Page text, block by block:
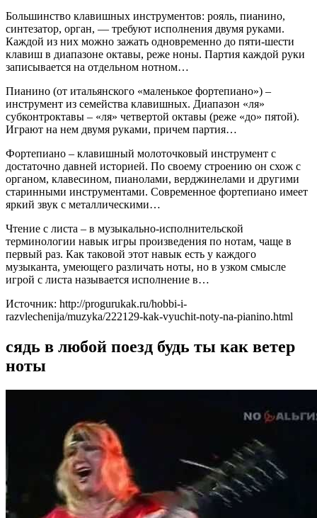
Большинство клавишных инструментов: рояль, пианино,
синтезатор, орган, — требуют исполнения двумя руками.
Каждой из них можно зажать одновременно до пяти-шести
клавиш в диапазоне октавы, реже ноны. Партия каждой руки
записывается на отдельном нотном…
Пианино (от итальянского «маленькое фортепиано») –
инструмент из семейства клавишных. Диапазон «ля»
субконтроктавы – «ля» четвертой октавы (реже «до» пятой).
Играют на нем двумя руками, причем партия…
Фортепиано – клавишный молоточковый инструмент с
достаточно давней историей. По своему строению он схож с
органом, клавесином, пианолами, верджинелами и другими
старинными инструментами. Современное фортепиано имеет
яркий звук с металлическими…
Чтение с листа – в музыкально-исполнительской
терминологии навык игры произведения по нотам, чаще в
первый раз. Как таковой этот навык есть у каждого
музыканта, умеющего различать ноты, но в узком смысле
игрой с листа называется исполнение в…
Источник: http://progurukak.ru/hobbi-i-
razvlechenija/muzyka/222129-kak-vyuchit-noty-na-pianino.html
сядь в любой поезд будь ты как ветер
ноты